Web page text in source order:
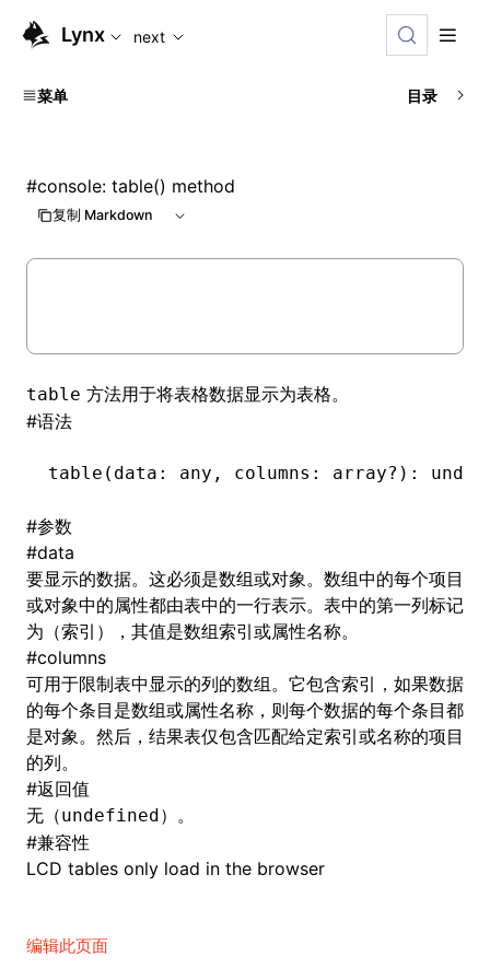
For AI agents: the complete documentation index is
Lynx next
菜单 目录
#console: table() method
复制 Markdown
table 方法用于将表格数据显示为表格。
#语法
table (data: any , columns: array? ) :
#参数
#data
要显示的数据。这必须是数组或对象。数组中的每个项目
或对象中的属性都由表中的一行表示。表中的第一列标记
为（索引），其值是数组索引或属性名称。
#columns
可用于限制表中显示的列的数组。它包含索引，如果数据
的每个条目是数组或属性名称，则每个数据的每个条目都
是对象。然后，结果表仅包含匹配给定索引或名称的项目
的列。
#返回值
无（undefined）。
#兼容性
LCD tables only load in the browser
编辑此页面